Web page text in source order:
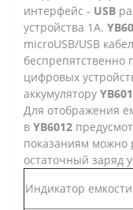
интерфейс - USB
устройства 1А.
microUSB/USB
беспрепятственно
цифровых
аккумулятору
Для отображения
в YB6012
показаниям можно
остаточный заряд
Индикатор емкости